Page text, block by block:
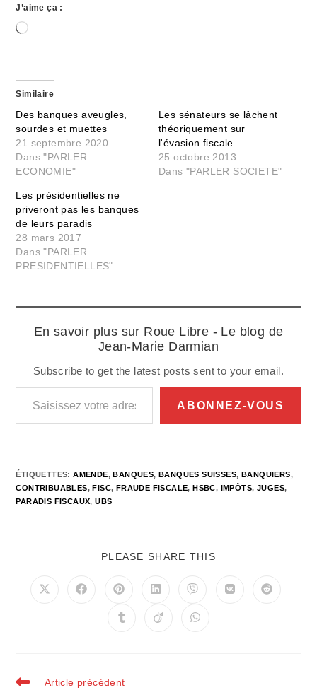
J’aime ça :
Chargement…
Similaire
Des banques aveugles,
sourdes et muettes
21 septembre 2020
Dans "PARLER
ECONOMIE"
Les sénateurs se lâchent
théoriquement sur
l'évasion fiscale
25 octobre 2013
Dans "PARLER SOCIETE"
Les présidentielles ne
priveront pas les banques
de leurs paradis
28 mars 2017
Dans "PARLER
PRESIDENTIELLES"
En savoir plus sur Roue Libre - Le blog de
Jean-Marie Darmian
Subscribe to get the latest posts sent to your email.
Saisissez votre adresse e-mail…
ABONNEZ-VOUS
ÉTIQUETTES:AMENDE, BANQUES, BANQUES SUISSES, BANQUIERS,
CONTRIBUABLES, FISC, FRAUDE FISCALE, HSBC, IMPÔTS, JUGES,
PARADIS FISCAUX, UBS
PLEASE SHARE THIS
Ouvrir
Ouvrir
Ouvrir
une
autre
Ouvrir
une
autre
Ouvrir
une
autre
Ouvrir
Ouvrir
Ouvrir
Ouvrir
Ouvrir
Read
Article précédent